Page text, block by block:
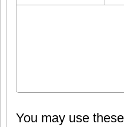
You may use these